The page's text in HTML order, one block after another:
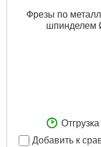
Фрезы по
шпинделем
Добавить к